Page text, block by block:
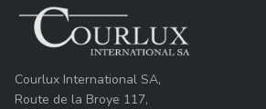
Courlux International SA,
Route de la Broye 117,